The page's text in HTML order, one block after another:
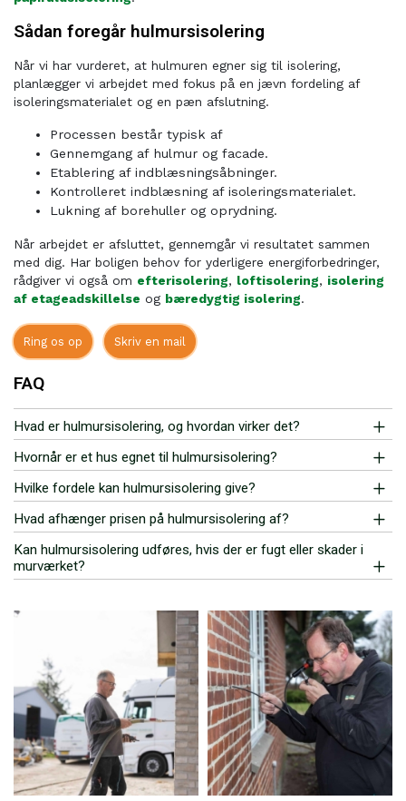
Sådan foregår hulmursisolering
Når vi har vurderet, at hulmuren egner sig til isolering,
planlægger vi arbejdet med fokus på en jævn fordeling af
isoleringsmaterialet og en pæn afslutning.
Processen består typisk af
Gennemgang af hulmur og facade.
Etablering af indblæsningsåbninger.
Kontrolleret indblæsning af isoleringsmaterialet.
Lukning af borehuller og oprydning.
Når arbejdet er afsluttet, gennemgår vi resultatet sammen
med dig. Har boligen behov for yderligere energiforbedringer,
rådgiver vi også om efterisolering, loftisolering, isolering
af etageadskillelse og bæredygtig isolering.
Ring os op Skriv en mail
FAQ
Hvad er hulmursisolering, og hvordan virker det?
Hvornår er et hus egnet til hulmursisolering?
Hvilke fordele kan hulmursisolering give?
Hvad afhænger prisen på hulmursisolering af?
Kan hulmursisolering udføres, hvis der er fugt eller skader i
murværket?